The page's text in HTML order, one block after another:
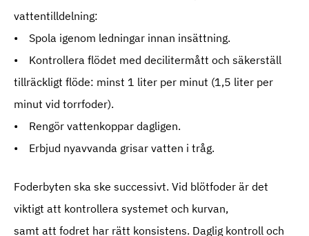
vattentilldelning:
• Spola igenom ledningar innan insättning.
• Kontrollera flödet med decilitermått och säkerställ
tillräckligt flöde: minst 1 liter per minut (1,5 liter per
minut vid torrfoder).
• Rengör vattenkoppar dagligen.
• Erbjud nyavvanda grisar vatten i tråg.
Foderbyten ska ske successivt. Vid blötfoder är det
viktigt att kontrollera systemet och kurvan,
samt att fodret har rätt konsistens. Daglig kontroll och